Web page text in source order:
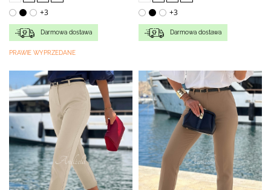
+3
Darmowa dostawa
PRAWIE WYPRZEDANE
+3
Darmowa dostawa